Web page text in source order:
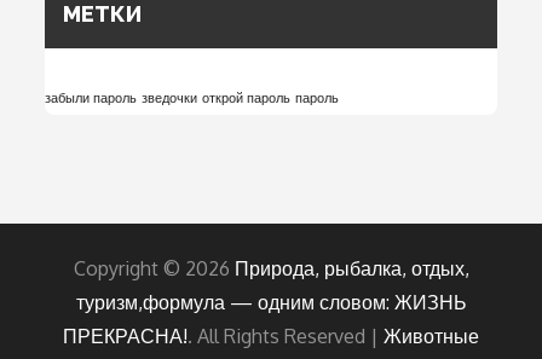
МЕТКИ
забыли пароль зведочки открой пароль пароль
Copyright © 2026 Природа, рыбалка, отдых,
туризм,формула — одним словом: ЖИЗНЬ
ПРЕКРАСНА!. All Rights Reserved | Животные